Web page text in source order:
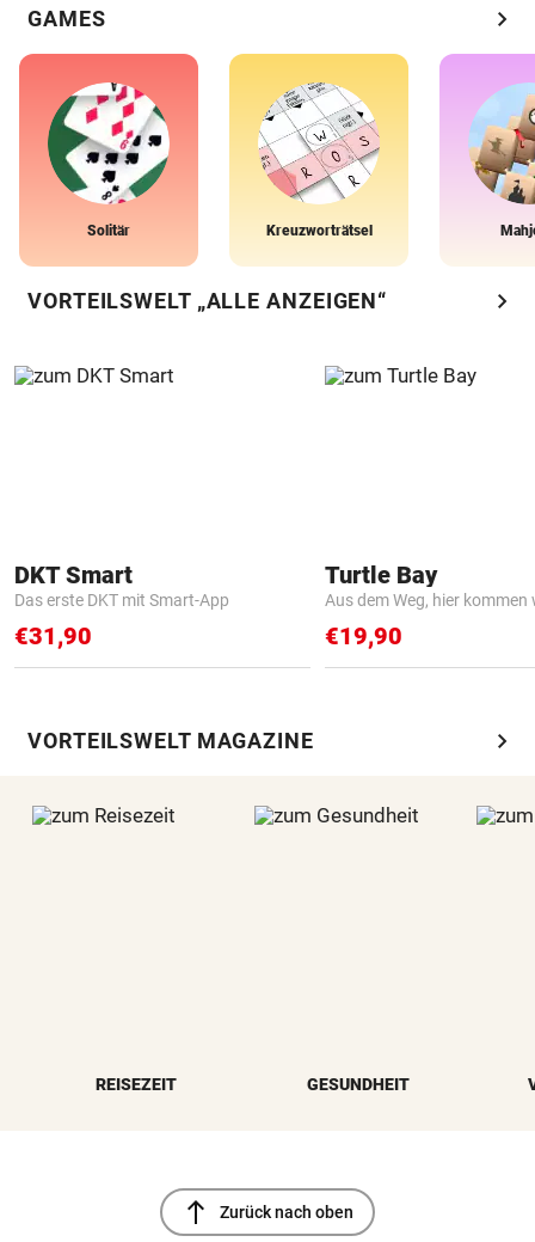
GAMES chevron_right
Solitär Kreuzworträtsel
VORTEILSWELT „ALLE ANZEIGEN“ chevron_right
DKT Smart
Das erste DKT mit Smart-App
€31,90
Turtle Bay
Aus dem Weg, hier kommen
€19,90
VORTEILSWELT MAGAZINE chevron_right
REISEZEIT GESUNDHEIT
north Zurück nach oben